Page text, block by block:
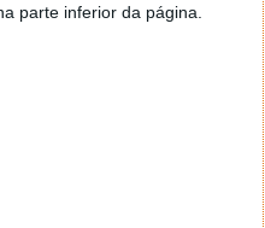
parte inferior da página.